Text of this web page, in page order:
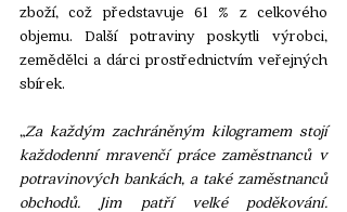
zboží, což představuje 61 % z celkového
objemu. Další potraviny poskytli výrobci,
zemědělci a dárci prostřednictvím veřejných
sbírek.
„Za každým zachráněným kilogramem stojí
každodenní mravenčí práce zaměstnanců v
potravinových bankách, a také zaměstnanců
obchodů. Jim patří velké poděkování.